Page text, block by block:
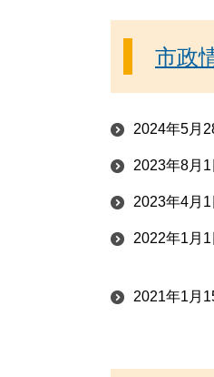
市政
2024年5月
2023年8月
2023年4月
2022年1月
2021年1月